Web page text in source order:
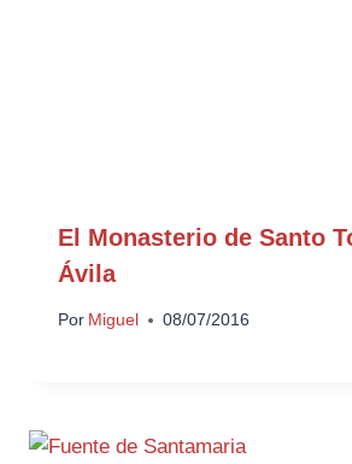
El Monasterio de Santo
Ávila
Por Miguel 08/07/2016